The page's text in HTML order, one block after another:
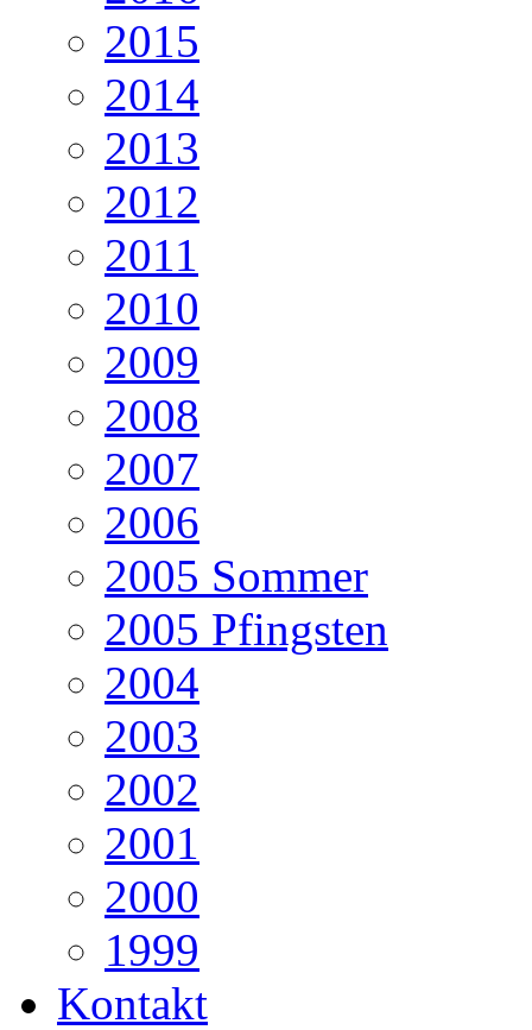
2015
2014
2013
2012
2011
2010
2009
2008
2007
2006
2005 Sommer
2005 Pfingsten
2004
2003
2002
2001
2000
1999
Kontakt